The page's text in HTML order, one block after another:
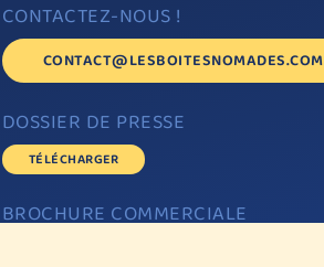
CONTACTEZ-NOUS !
CONTACT@LESBOITESNOMADES.COM
DOSSIER DE PRESSE
TÉLÉCHARGER
BROCHURE COMMERCIALE